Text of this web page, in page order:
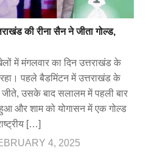
की रीना सैन ने जीता गोल्ड,
में मंगलवार का दिन उत्तराखंड के
पहले बैडमिंटन में उत्तराखंड के
उसके बाद सलालम में पहली बार
और शाम को योगासन में एक गोल्ड
[…]
4, 2025